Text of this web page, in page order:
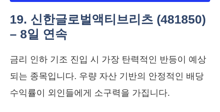
19. 신한글로벌액티브리츠 (481850)
– 8일 연속
금리 인하 기조 진입 시 가장 탄력적인 반등이 예상
되는 종목입니다. 우량 자산 기반의 안정적인 배당
수익률이 외인들에게 소구력을 가집니다.